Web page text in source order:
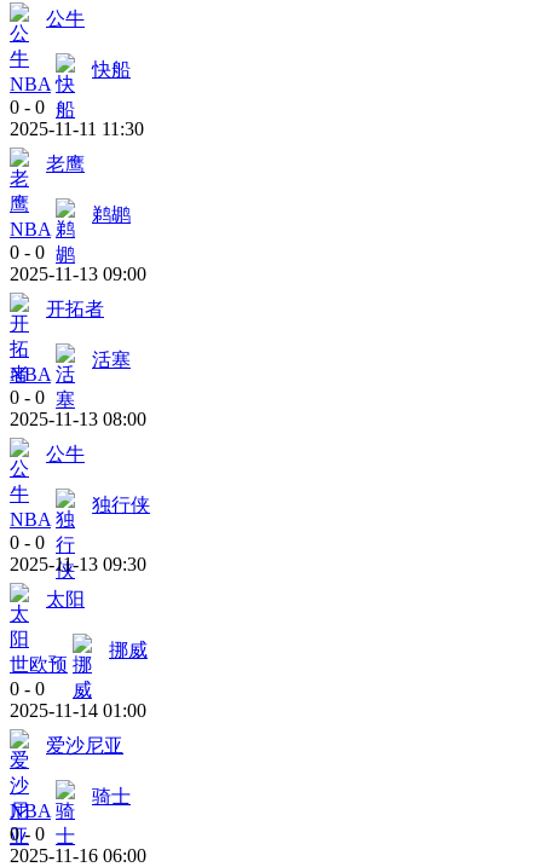
公牛
NBA
快船
0 - 0
2025-11-11 11:30
老鹰
NBA
鹈鹕
0 - 0
2025-11-13 09:00
开拓者
NBA
活塞
0 - 0
2025-11-13 08:00
公牛
NBA
独行侠
0 - 0
2025-11-13 09:30
太阳
世欧预
挪威
0 - 0
2025-11-14 01:00
爱沙尼亚
NBA
骑士
0 - 0
2025-11-16 06:00